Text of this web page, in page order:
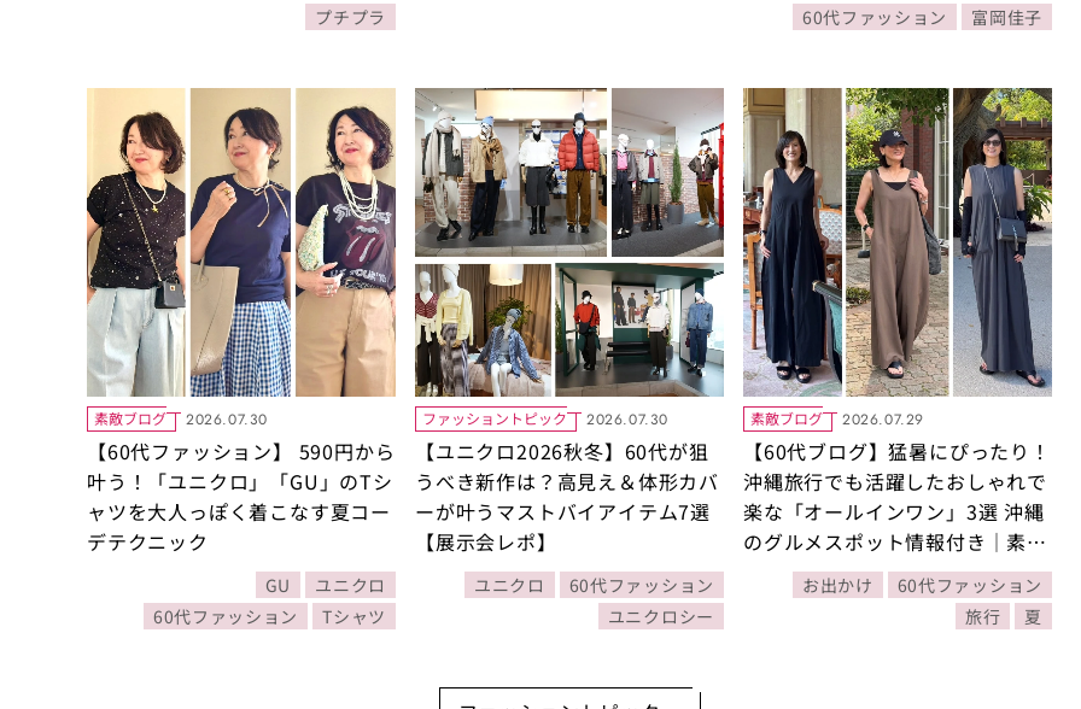
プチプラ
60代ファッション
富岡佳子
素敵ブログ 2026.07.30
【60代ファッション】 590円から
叶う！「ユニクロ」「GU」のTシ
ャツを大人っぽく着こなす夏コー
デテクニック
GU
ユニクロ
60代ファッション
Tシャツ
ファッショントピック 2026.07.30
【ユニクロ2026秋冬】60代が狙
うべき新作は？高見え＆体形カバ
ーが叶うマストバイアイテム7選
【展示会レポ】
ユニクロ
60代ファッション
ユニクロシー
素敵ブログ 2026.07.29
【60代ブログ】猛暑にぴったり！
沖縄旅行でも活躍したおしゃれで
楽な「オールインワン」3選 沖縄
のグルメスポット情報付き｜素敵
ブロガー豊田真由美さん
お出かけ
60代ファッション
旅行
夏